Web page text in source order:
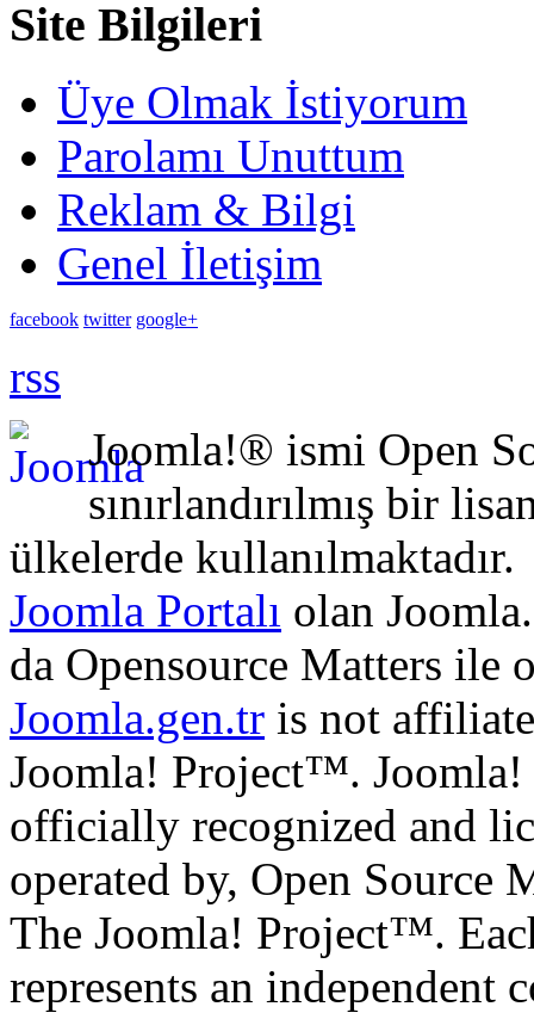
Site Bilgileri
Üye Olmak İstiyorum
Parolamı Unuttum
Reklam & Bilgi
Genel İletişim
facebook twitter google+
rss
Joomla!® ismi Open
sınırlandırılmış bir
ülkelerde kullanılmaktadır.
Joomla Portalı olan
da Opensource Matters ile
Joomla.gen.tr is not
Joomla! Project™.
officially recognized and
operated by, Open Source
The Joomla! Project™.
represents an independent